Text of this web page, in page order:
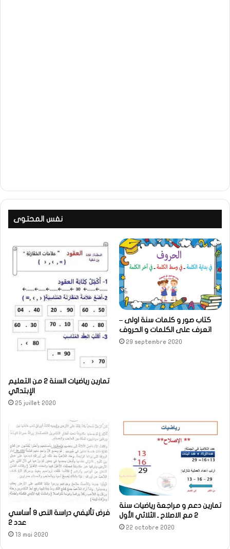
نفس المحتوى
تمارين رياضيات السنة 2 من التعليم
الإبتدائي
25 juillet 2020
كتاب صور و كلمات سنة اولى –
اتعرف على الكلمات و الحروف
29 septembre 2020
فرض تأليفي دراسة النص 9 أساسي
عدد 2
13 mai 2020
تمارين دعم و مراجعة رياضيات سنة
2 مع الاصلاح ـ الثلاثي الأول
22 octobre 2020